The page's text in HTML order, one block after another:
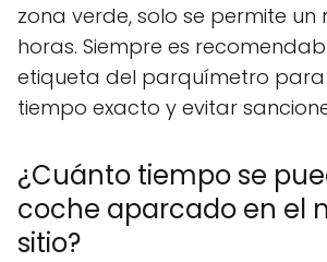
zona verde, solo se permite un
horas. Siempre es
etiqueta del parquímetro para
tiempo exacto y evitar
¿Cuánto tiempo se
coche aparcado en el
sitio?